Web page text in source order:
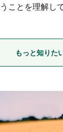
ことを理解し
もっと知り